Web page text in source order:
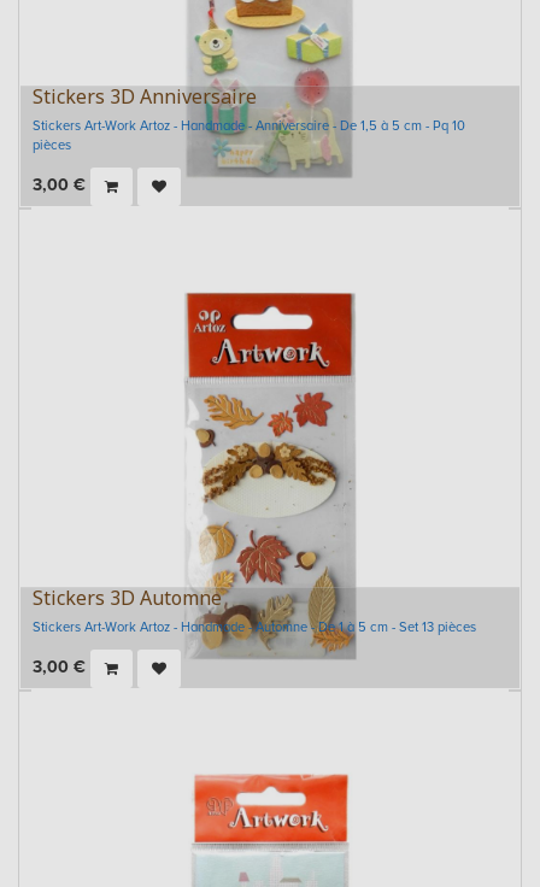
Stickers 3D Anniversaire
Stickers Art-Work Artoz - Handmade - Anniversaire - De 1,5 à 5 cm - Pq 10
pièces
3,00 €
Stickers 3D Automne
Stickers Art-Work Artoz - Handmade - Automne - De 1 à 5 cm - Set 13 pièces
3,00 €